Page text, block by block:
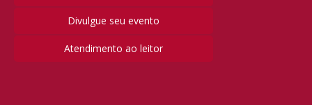
Divulgue seu evento
Atendimento ao leitor